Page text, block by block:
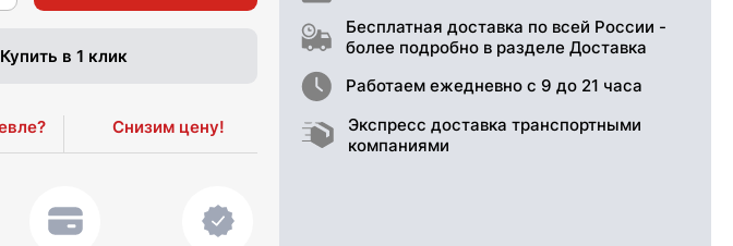
Купить в 1 клик
Снизим цену!
Бесплатная доставка по всей России -
более подробно в разделе Доставка
Работаем ежедневно с 9 до 21 часа
Экспресс доставка транспортными
компаниями